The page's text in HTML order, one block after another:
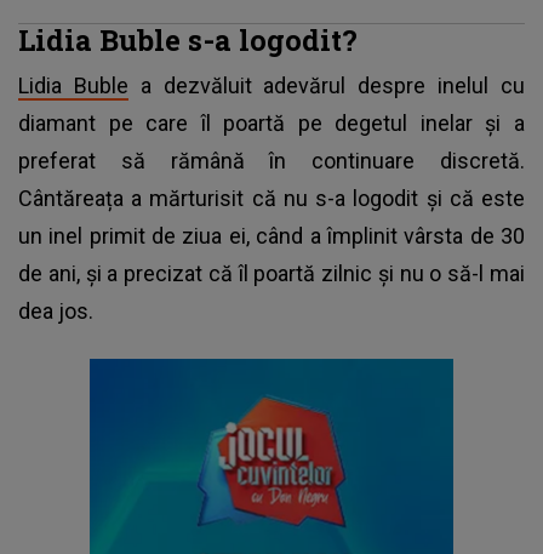
Lidia Buble s-a logodit?
Lidia Buble a dezvăluit adevărul despre inelul cu
diamant pe care îl poartă pe degetul inelar și a
preferat să rămână în continuare discretă.
Cântăreața a mărturisit că nu s-a logodit și că este
un inel primit de ziua ei, când a împlinit vârsta de 30
de ani, și a precizat că îl poartă zilnic și nu o să-l mai
dea jos.